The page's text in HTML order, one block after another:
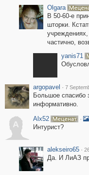
Olgara
В 50-60-е
шторки.
частично,
yanis71
argopavel · 7
Большое спасибо
информативно.
A
Alx52 ·
Интурист?
alekseiro65 ·
Да. И ЛиАЗ